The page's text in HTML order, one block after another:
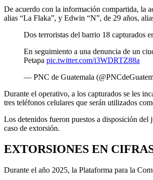
De acuerdo con la información compartida, la
alias “La Flaka”, y Edwin “N”, de 29 años,
Dos terroristas del barrio 18 capturados
En seguimiento a una denuncia de un
Petapa pic.twitter.com/i3WDRTZ88a
— PNC de Guatemala
Durante el operativo, a los capturados se les
tres teléfonos celulares que serán utilizados
Los detenidos fueron puestos a disposición del
caso de extorsión.
EXTORSIONES EN
Durante el año 2025, la Plataforma para la